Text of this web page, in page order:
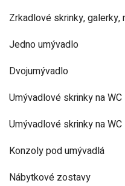
Zrkadlové skrinky, galerky,
Jedno umývadlo
Dvojumývadlo
Umývadlové skrinky na WC
Umývadlové skrinky na
Konzoly pod umývadlá
Nábytkové zostavy